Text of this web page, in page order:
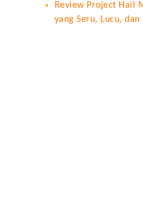
Review Project Hail
yang Seru, Lucu,